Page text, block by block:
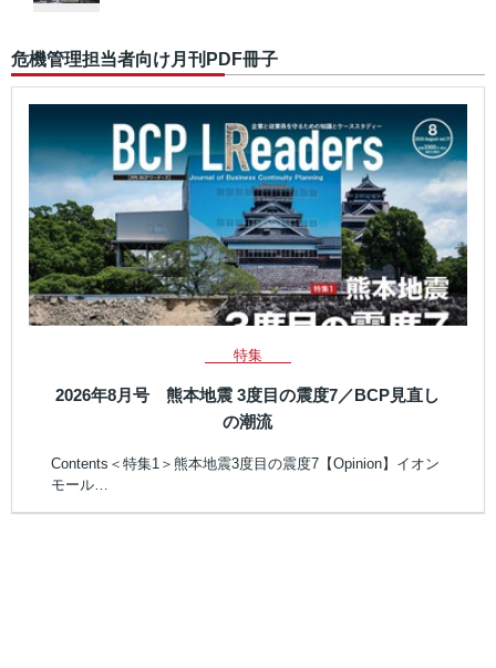
危機管理担当者向け月刊PDF冊子
特集
2026年8月号 熊本地震 3度目の震度7／BCP見直し
の潮流
Contents＜特集1＞熊本地震3度目の震度7【Opinion】イオン
モール…